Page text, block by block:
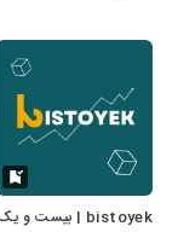
bistoyek | بیست و یک